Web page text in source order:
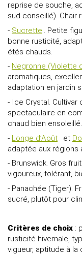
reprise de souche,
sud conseillé). Chair
- Sucrette . Petite
bonne rusticité,
étés chauds.
- Negronne (Violette
aromatiques,
adaptation en jardin
- Ice Crystal.
spectaculaire en
chaud bien ensoleillé.
- Longe d’Août et
adaptée aux
- Brunswick. Gros
vigoureux, tolérant,
- Panachée (Tiger).
sucré, plutôt pour
Critères de choix :
rusticité hivernale,
vigueur, aptitude à